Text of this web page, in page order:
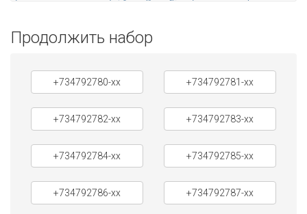
Продолжить набор
+734792780-xx +734792781-xx
+734792782-xx +734792783-xx
+734792784-xx +734792785-xx
+734792786-xx +734792787-xx